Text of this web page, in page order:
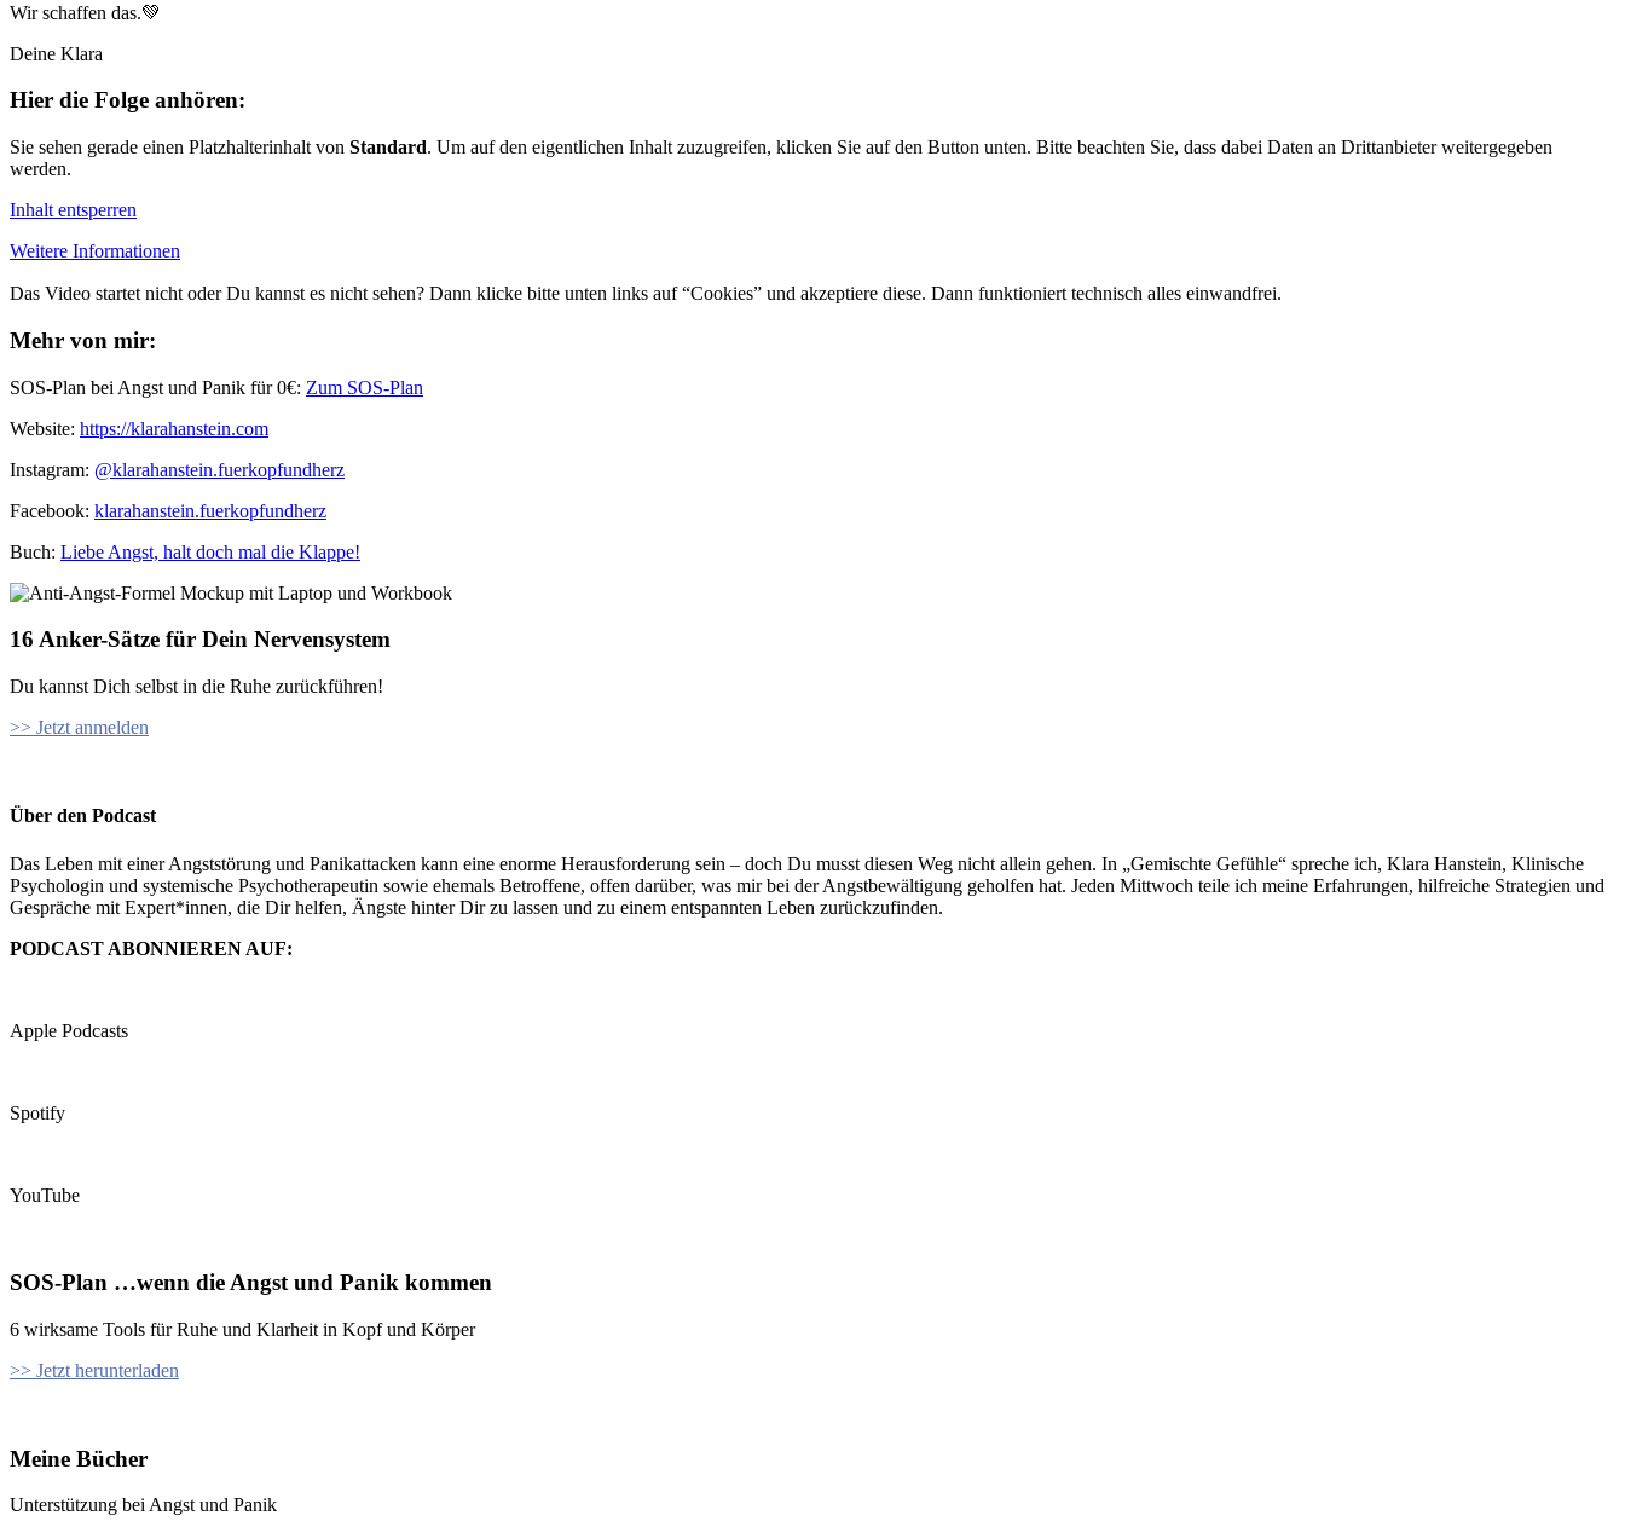
Wir schaffen das.💚
Deine Klara
Hier die Folge anhören:
Sie sehen gerade einen Platzhalterinhalt von Standard. Um auf den eigentlichen Inhalt zuzugreifen, klicken Sie auf den Button unten. Bitte beachten Sie, dass dabei Daten an Drittanbieter weitergegeben
werden.
Inhalt entsperren
Weitere Informationen
Das Video startet nicht oder Du kannst es nicht sehen? Dann klicke bitte unten links auf “Cookies” und akzeptiere diese. Dann funktioniert technisch alles einwandfrei.
Mehr von mir:
SOS-Plan bei Angst und Panik für 0€: Zum SOS-Plan
Website: ⁠⁠https://klarahanstein.com
Instagram: ⁠⁠@klarahanstein.fuerkopfundherz
Facebook: ⁠⁠klarahanstein.fuerkopfundherz⁠⁠
Buch: ⁠⁠ Liebe Angst, halt doch mal die Klappe!⁠⁠
16 Anker-Sätze für Dein Nervensystem
Du kannst Dich selbst in die Ruhe zurückführen!
>> Jetzt anmelden
Über den Podcast
Das Leben mit einer Angststörung und Panikattacken kann eine enorme Herausforderung sein – doch Du musst diesen Weg nicht allein gehen. In „Gemischte Gefühle“ spreche ich, Klara Hanstein, Klinische
Psychologin und systemische Psychotherapeutin sowie ehemals Betroffene, offen darüber, was mir bei der Angstbewältigung geholfen hat. Jeden Mittwoch teile ich meine Erfahrungen, hilfreiche Strategien und
Gespräche mit Expert*innen, die Dir helfen, Ängste hinter Dir zu lassen und zu einem entspannten Leben zurückzufinden.
PODCAST ABONNIEREN AUF:
Apple Podcasts
Spotify
YouTube
SOS-Plan …wenn die Angst und Panik kommen
6 wirksame Tools für Ruhe und Klarheit in Kopf und Körper
>> Jetzt herunterladen
Meine Bücher
Unterstützung bei Angst und Panik